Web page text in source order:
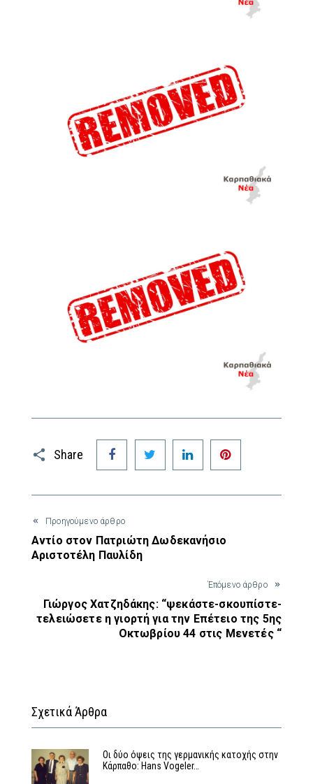
Share
Facebook Twitter LinkedIn
Προηγούμενο άρθρο
Αντίο στον Πατριώτη Δωδεκανήσιο
Αριστοτέλη Παυλίδη
Έπόμενο άρθρο
Γιώργος Χατζηδάκης: “ψεκάστε-σκουπίστε-
τελειώσετε η γιορτή για την Επέτειο της 5ης
Οκτωβρίου 44 στις Μενετές “
Σχετικά Άρθρα
Οι δύο όψεις της γερμανικής κατοχής στην
Κάρπαθο: Hans Vogeler…